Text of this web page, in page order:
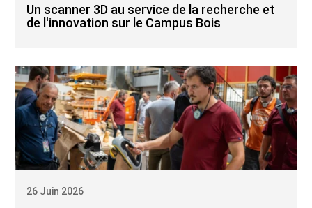
Un scanner 3D au service de la recherche et
de l'innovation sur le Campus Bois
26 Juin 2026